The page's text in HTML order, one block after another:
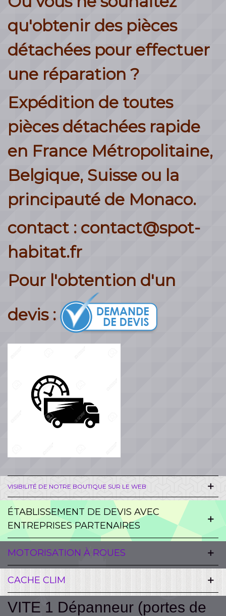
qu'obtenir des pièces
détachées pour effectuer
une réparation ?
Expédition de toutes
pièces détachées rapide
en France Métropolitaine,
Belgique, Suisse ou la
principauté de Monaco.
contact : contact@spot-
habitat.fr
Pour l'obtention d'un
devis :
VISIBILITÉ DE NOTRE BOUTIQUE SUR LE WEB
ÉTABLISSEMENT DE DEVIS AVEC
ENTREPRISES PARTENAIRES
MOTORISATION À ROUES
CACHE CLIM
VITE 1 Dépanneur (portes de